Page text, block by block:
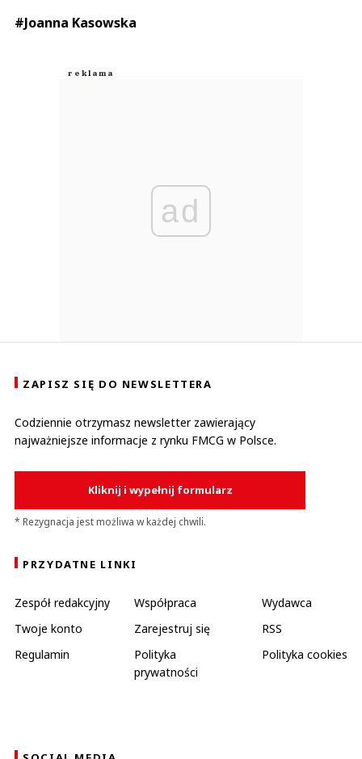
#Joanna Kasowska
ad
ZAPISZ SIĘ DO NEWSLETTERA
Codziennie otrzymasz newsletter zawierający
najważniejsze informacje z rynku FMCG w Polsce.
Kliknij i wypełnij formularz
* Rezygnacja jest możliwa w każdej chwili.
PRZYDATNE LINKI
Zespół redakcyjny Współpraca
Wydawca
Twoje konto
Zarejestruj się
RSS
Regulamin
Polityka
prywatności
Polityka cookies